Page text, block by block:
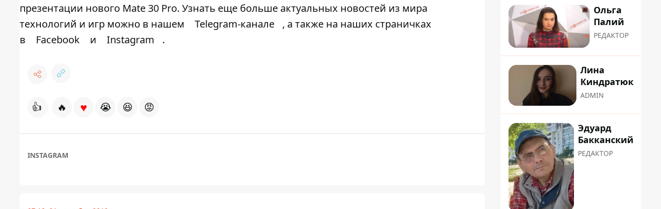
презентации нового Mate 30 Pro. Узнать еще больше актуальных новостей из мира
технологий и игр можно в нашем
Telegram-канале
, а также на наших страничках
в
Facebook и Instagram .
👍 🔥 ♥ 😭 😆 😡
INSTAGRAM
Ольга
Палий
РЕДАКТОР
Лина
Киндратюк
ADMIN
Эдуард
Бакканский
РЕДАКТОР